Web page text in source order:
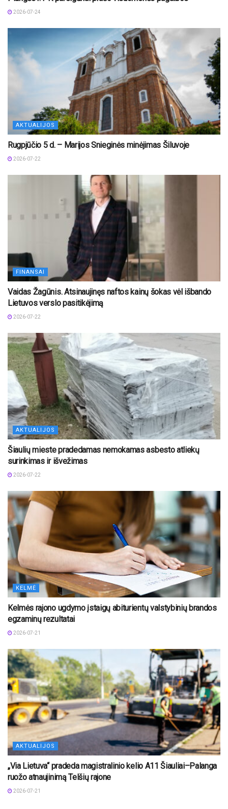
2026-07-24
AKTUALIJOS
Rugpjūčio 5 d. – Marijos Snieginės minėjimas Šiluvoje
2026-07-22
FINANSAI
Vaidas Žagūnis. Atsinaujinęs naftos kainų šokas vėl išbando
Lietuvos verslo pasitikėjimą
2026-07-22
AKTUALIJOS
Šiaulių mieste pradedamas nemokamas asbesto atliekų
surinkimas ir išvežimas
2026-07-22
KELMĖ
Kelmės rajono ugdymo įstaigų abiturientų valstybinių brandos
egzaminų rezultatai
2026-07-21
AKTUALIJOS
„Via Lietuva“ pradeda magistralinio kelio A11 Šiauliai–Palanga
ruožo atnaujinimą Telšių rajone
2026-07-21